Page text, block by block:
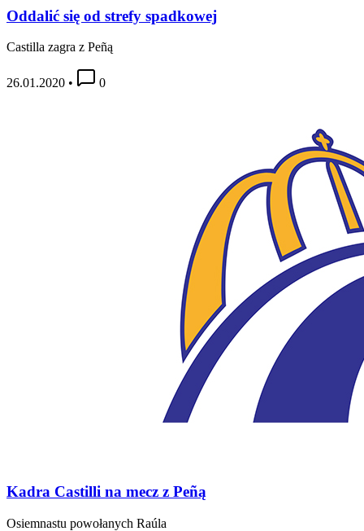
Oddalić się od strefy spadkowej
Castilla zagra z Peñą
26.01.2020 • 0
Kadra Castilli na mecz z Peñą
Osiemnastu powołanych Raúla